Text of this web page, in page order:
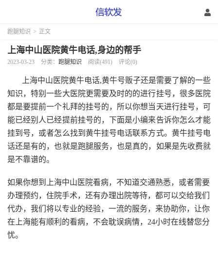
跑腿知识 > 正文
上海中山医院黄牛电话,身边的帮手
2023-03-23 分类： 跑腿知识 阅读(491) 评论(0)
上海中山医院黄牛电话,黄牛号贩子还是需要了解的一些
知识，特别一些大医院更需要及时的的进行挂号，很多医院
都是要提前一个礼拜的挂号的，所以你想当天进行挂号，可
能已经别人已经提前挂号的，下面是小编来告诉你怎么才能
挂到号，或者怎么找到黄牛挂号电话联系方式。黄牛挂号电
话还是有的，也就是跑腿服务，也是真的，如果是先收费就
是不靠谱的。
如果你想到上海中山医院看病，不知道交通熟悉，或者需要
办理预约，住院手术，还有办理出院等待，都可以交给我们
代办，我们将以专业的经验，一流的服务，来协助你，让你
在上海能有顺利的看病，不会耽误病情，24小时在线替您分
忧。